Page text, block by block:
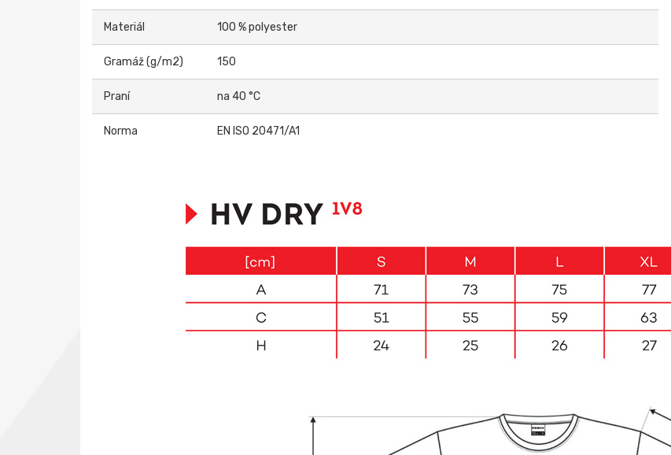
Materiál 100 % polyester
Gramáž (g/m2) 150
Praní na 40 °C
Norma EN ISO 20471/A1